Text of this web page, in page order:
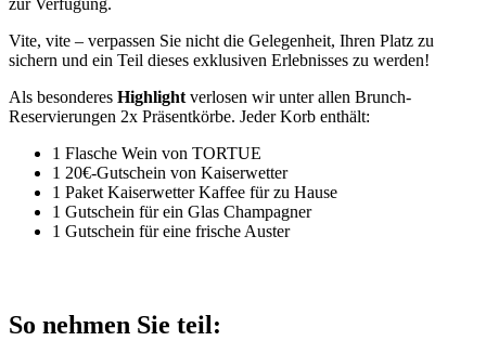
Vite, vite – verpassen Sie nicht die Gelegenheit, Ihren Platz zu
sichern und ein Teil dieses exklusiven Erlebnisses zu werden!
Als besonderes Highlight verlosen wir unter allen Brunch-
Reservierungen 2x Präsentkörbe. Jeder Korb enthält:
1 Flasche Wein von TORTUE
1 20€-Gutschein von Kaiserwetter
1 Paket Kaiserwetter Kaffee für zu Hause
1 Gutschein für ein Glas Champagner
1 Gutschein für eine frische Auster
So nehmen Sie teil: